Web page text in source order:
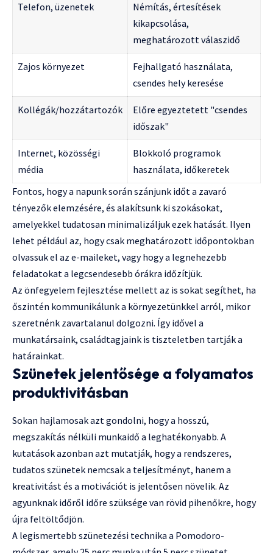
Telefon, üzenetek
Némítás, értesítések
kikapcsolása,
meghatározott válaszidő
Zajos környezet
Fejhallgató használata,
csendes hely keresése
Kollégák/hozzátartozók
Előre egyeztetett "csendes
időszak"
Internet, közösségi
média
Blokkoló programok
használata, időkeretek
Fontos, hogy a napunk során szánjunk időt a zavaró
tényezők elemzésére, és alakítsunk ki szokásokat,
amelyekkel tudatosan minimalizáljuk ezek hatását. Ilyen
lehet például az, hogy csak meghatározott időpontokban
olvassuk el az e-maileket, vagy hogy a legnehezebb
feladatokat a legcsendesebb órákra időzítjük.
Az önfegyelem fejlesztése mellett az is sokat segíthet, ha
őszintén kommunikálunk a környezetünkkel arról, mikor
szeretnénk zavartalanul dolgozni. Így idővel a
munkatársaink, családtagjaink is tiszteletben tartják a
határainkat.
Szünetek jelentősége a folyamatos
produktivitásban
Sokan hajlamosak azt gondolni, hogy a hosszú,
megszakítás nélküli munkaidő a leghatékonyabb. A
kutatások azonban azt mutatják, hogy a rendszeres,
tudatos szünetek nemcsak a teljesítményt, hanem a
kreativitást és a motivációt is jelentősen növelik. Az
agyunknak időről időre szüksége van rövid pihenőkre, hogy
újra feltöltődjön.
A legismertebb szünetezési technika a Pomodoro-